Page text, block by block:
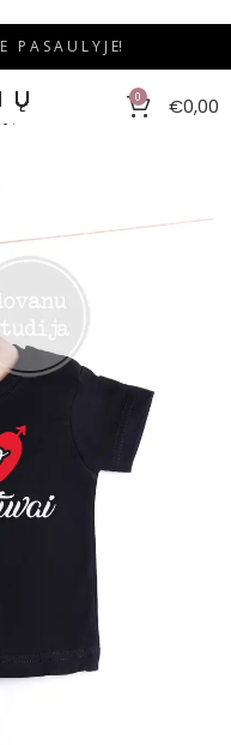
P A S A U L Y J E!
0 €0,00